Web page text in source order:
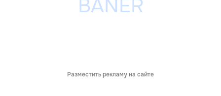
Разместить рекламу на сайте